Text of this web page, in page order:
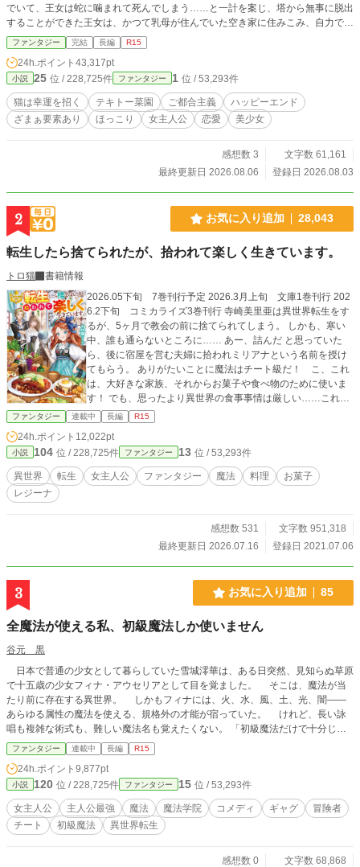
でいて、王女は蛇に噛まれて死んでしまう……と一計を案じ、塔から無事に脱出
することができた王女は、かつて乳母が住んでいた空き家に住みこみ、自力で生
きていくことを決意。必要なだけ野菜を作り、ついでに観賞用のお花を育てる。
土いじりに没頭していると、気づけば庭一面にお花畑ができていて…… 「お花
を売ったら、お金になるかしら」 おまけに王女の育てる植物には特別な力が宿
っていて、害獣や魔物を寄せ付けない聖域を生み出していた。ただ好きなことを
していただけなのに、人々に感謝され、愛され、やがて聖女としてあがめられる
ようになる、みそっかす王女の話。
ファンタジー 完結 長編 R15
24h.ポイント 43,317pt
小説 25 位 / 228,725件 ファンタジー 1 位 / 53,293件
猫は幸運を招く テキトー菜園 ご都合主義
ハッピーエンド
ざまぁ要素あり
ほっこり 女主人公 恋愛 美少女
感想数 3
文字数 61,161
最終更新日 2026.08.06
登録日 2026.08.03
2 お気に入り追加 28,043
転生したら捨てられたが、拾われて楽しく生きています。
トロ猫
書籍情報
2026.05下旬 7巻刊行予定 2026.3月上旬 文庫1巻刊行 202
6.2下旬 コミカライズ3巻刊行 寺崎美里亜は異世界転生をす
るが、5ヶ月で教会の前に捨てられてしまう。 しかも、寒い
中、誰も通らないところに…… あー、詰んだ と思っていた
ら、後に宿屋を営む夫婦に拾われミリアナという名前を授け
てもらう。 ありがたいことに魔法はチート級だ！ こ、これ
は、大好きな家族、それからお菓子や食べ物のために使いま
す！ でも、思ったより異世界の食事事情は厳しい……これは
ミリアナが楽しく生きながら奮闘する話。 2025.4月下旬6巻
刊行 2025.2月下旬コミックス2巻刊行 2024.7月下旬５巻刊行
2024.6月下旬コミックス1巻刊行 2024.1月下旬4巻刊行 2023.
12.19 コミカライズ連載スタート 2023.9月下旬三巻刊行 202
3.3月30日二巻刊行 2022.11月30日一巻刊行 コメント欄を解
放しました。 誤字脱字のコメントも受け付けておりますが、
ドの『書籍の誤字脱字はここに』にてお願いいたします。 出
す。 よろしくお願いいたします。
ファンタジー 連載中 長編 R15
24h.ポイント 12,022pt
小説 104 位 / 228,725件 ファンタジー 13 位 / 53,293件
異世界 転生 女主人公 ファンタジー 魔法 料理
お菓子
レジーナ
感想数 531
文字数 951,318
最終更新日 2026.07.16
登録日 2021.07.06
3 お気に入り追加 85
全魔法が使える私、初級魔法しか使いません
谷元 黒
日本で普通の少女として暮らしていた雪城澪華は、ある日突然、見知らぬ草原
で十五歳の少女フィナ・アウセリアとして目を覚ました。 そこは、魔法が当
たり前に存在する異世界。 しかもフィナには、火、水、風、土、光、闇――
あらゆる属性の魔法を使える、規格外の才能が宿っていた。 けれど、長い詠
唱も複雑な術式も、難しい魔法名も覚えたくない。 「初級魔法だけで十分じゃ
ない？」 そう考えたフィナが放つのは、どこにでもあるはずの初級魔法。
ほんの少しの火球は、複数の標的を追尾して同時に撃ち抜く。 小さな土壁
は、迷宮主の大規模魔法を完全に遮断する。 ただの水魔法は、巨大な魔物を
地面へ押さえつけるほど重くなる。 本人は普通に使っているつもりなのに、
そのすべてが世界の魔法理論から外れていた。 「それのどこが初級魔法なの
よ！」 理論派の少年レオン、眠たげな静寂魔法使いネム、自称一番弟子のリ
リカ、負けず嫌いな黒級主席エルナ。 仲間たちにツッコまれ、呆れられ、時
し、彼女の魔法へ反応する古代施設、黒い紋章を持つ謎の侵入者、そして告げら
ファンタジー 連載中 長編 R15
24h.ポイント 9,877pt
小説 120 位 / 228,725件 ファンタジー 15 位 / 53,293件
女主人公 主人公最強 魔法 魔法学院 コメディ ギャグ
冒険者
チート
初級魔法 異世界転生
感想数 0
文字数 68,868